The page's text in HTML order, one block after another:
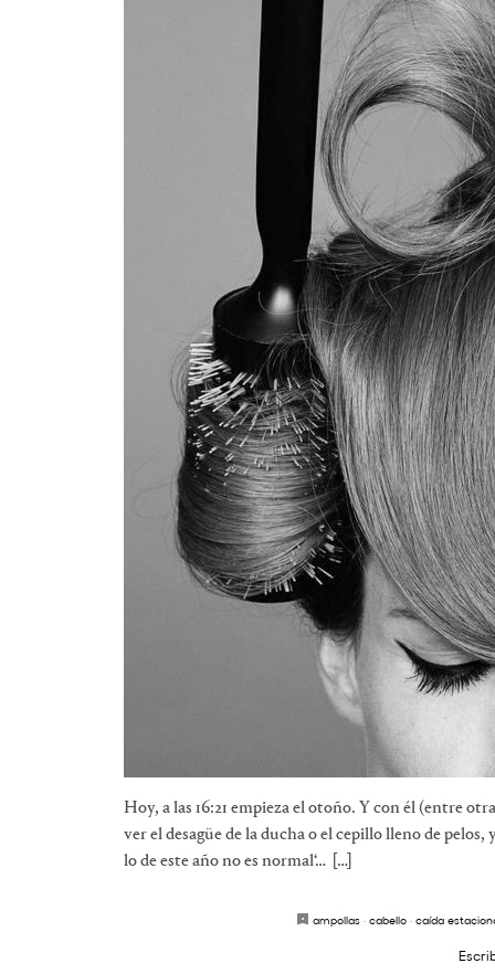
Hoy, a las 16:21 empieza el otoño. Y con él (entre
ver el desagüe de la ducha o el cepillo lleno de pelos,
lo de este año no es normal‘… […]
ampollas· cabello· caída